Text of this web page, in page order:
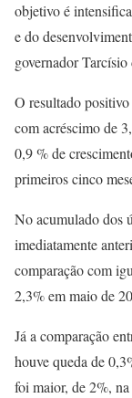
objetivo é
e do
governador Tarcísio
O resultado
com acréscimo de
0,9 % de
primeiros cinco
No acumulado dos
imediatamente
comparação com
2,3% em maio de
Já a comparação
houve queda de
foi maior, de 2%,